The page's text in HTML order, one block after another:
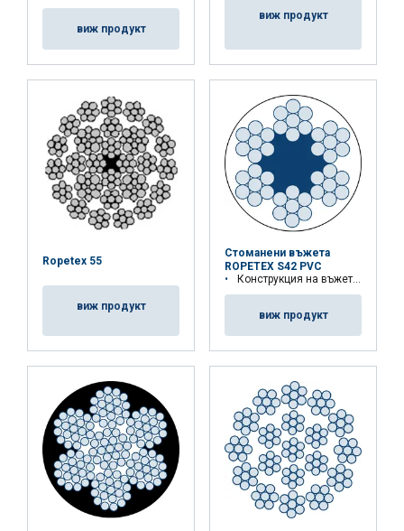
виж продукт
виж продукт
Ropetex 55
виж продукт
Стоманени въжета
ROPETEX S42 PVC
Конструкция на въжето: 6x7 FC
виж продукт